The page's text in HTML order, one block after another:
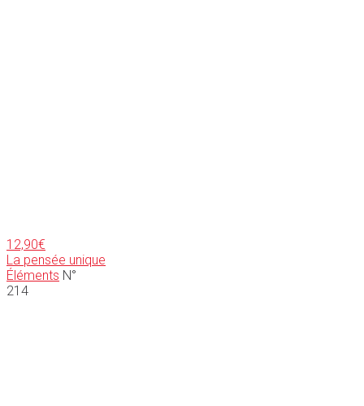
12,90€
La pensée unique
Éléments N°
214